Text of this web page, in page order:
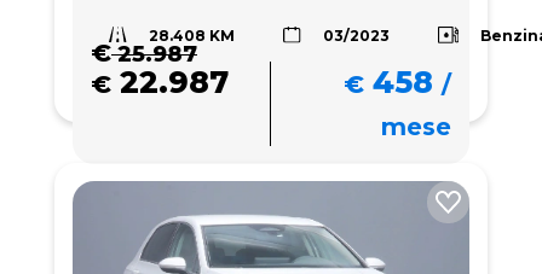
28.408 KM 03/2023
€25.987
€ 22.987 € 458 /
mese